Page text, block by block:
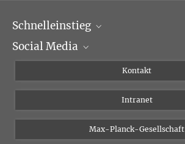
Schnelleinstieg
Wissenschaftliche Abteilungen
Social Media
Instagram
Bluesky
Kontakt
Intranet
Max-Planck-Gesellschaft